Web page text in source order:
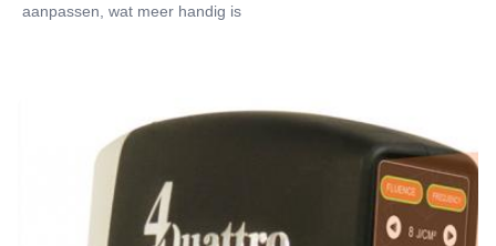
aanpassen, wat meer handig is